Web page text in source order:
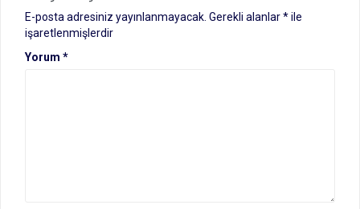
E-posta adresiniz yayınlanmayacak. Gerekli alanlar*ile
işaretlenmişlerdir
Yorum *